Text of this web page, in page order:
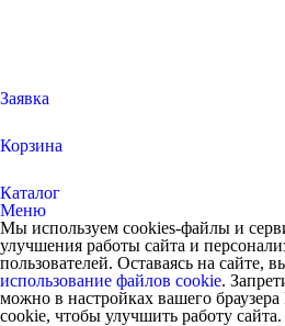
Заявка
Корзина
Каталог
Меню
Мы используем cookies-файлы и
улучшения работы сайта и
пользователей. Оставаясь на сайте,
использование файлов cookie.
можно в настройках вашего
cookie, чтобы улучшить работу сайта.